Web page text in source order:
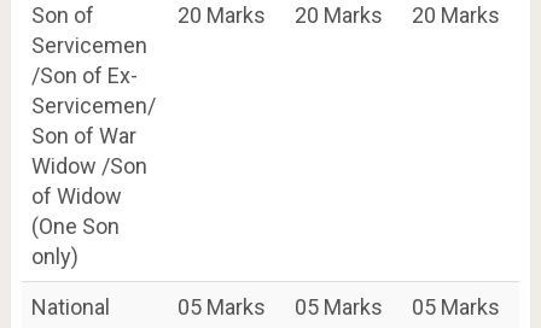
Son of
Servicemen
/Son of Ex-
Servicemen/
Son of War
Widow /Son
of Widow
(One Son
only)
20 Marks 20 Marks 20 Marks
National
05 Marks 05 Marks 05 Marks